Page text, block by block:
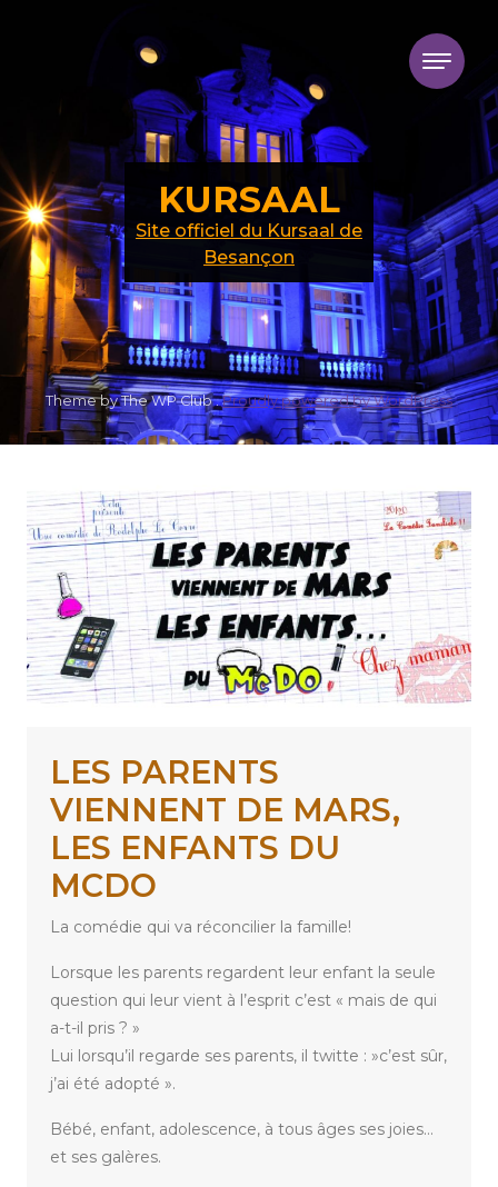
LES PARENTS
VIENNENT DE MARS,
LES ENFANTS DU
MCDO
La comédie qui va réconcilier la famille!
Lorsque les parents regardent leur enfant la seule
question qui leur vient à l’esprit c’est « mais de qui
a-t-il pris ? »
Lui lorsqu’il regarde ses parents, il twitte : »c’est sûr,
j’ai été adopté ».
Bébé, enfant, adolescence, à tous âges ses joies…
et ses galères.
KURSAAL
Site officiel du Kursaal de
Besançon
Theme by The WP Club .Proudly powered by WordPress